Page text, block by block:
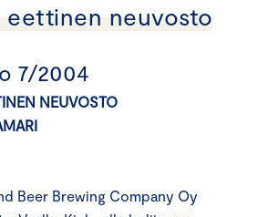
eettinen neuvosto
7/2004
NEUVOSTO
Beer Brewing Company Oy